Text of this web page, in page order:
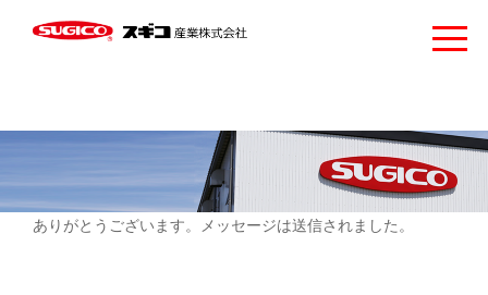
ありがとうございます。メッセージは送信されました。